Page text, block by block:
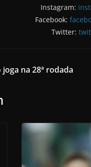
Instagram:
Facebook:
Twitter:
na 28ª rodada